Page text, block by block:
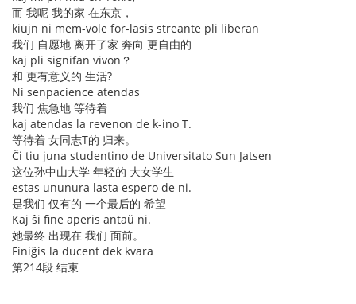
而 我呢 我的家 在东京，
kiujn ni mem-vole for-lasis streante pli liberan
我们 自愿地 离开了家 奔向 更自由的
kaj pli signifan vivon？
和 更有意义的 生活?
Ni senpacience atendas
我们 焦急地 等待着
kaj atendas la revenon de k-ino T.
等待着 女同志T的 归来。
Ĉi tiu juna studentino de Universitato Sun Jatsen
这位孙中山大学 年轻的 大女学生
estas ununura lasta espero de ni.
是我们 仅有的 一个最后的 希望
Kaj ŝi fine aperis antaŭ ni.
她最终 出现在 我们 面前。
Finiĝis la ducent dek kvara
第214段 结束